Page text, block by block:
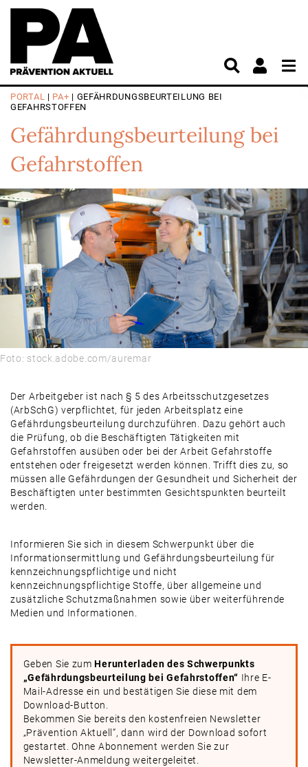
PORTAL | PA+ | GEFÄHRDUNGSBEURTEILUNG BEI
GEFAHRSTOFFEN
Gefährdungsbeurteilung bei
Gefahrstoffen
Foto: stock.adobe.com/auremar
Der Arbeitgeber ist nach § 5 des Arbeitsschutzgesetzes
(ArbSchG) verpflichtet, für jeden Arbeitsplatz eine
Gefährdungsbeurteilung durchzuführen. Dazu gehört auch
die Prüfung, ob die Beschäftigten Tätigkeiten mit
Gefahrstoffen ausüben oder bei der Arbeit Gefahrstoffe
entstehen oder freigesetzt werden können. Trifft dies zu, so
müssen alle Gefährdungen der Gesundheit und Sicherheit der
Beschäftigten unter bestimmten Gesichtspunkten beurteilt
werden.
Informieren Sie sich in diesem Schwerpunkt über die
Informationsermittlung und Gefährdungsbeurteilung für
kennzeichnungspflichtige und nicht
kennzeichnungspflichtige Stoffe, über allgemeine und
zusätzliche Schutzmaßnahmen sowie über weiterführende
Medien und Informationen.
Geben Sie zumHerunterladen des Schwerpunkts
„Gefährdungsbeurteilung bei Gefahrstoffen“ Ihre E-
Mail-Adresse ein und bestätigen Sie diese mit dem
Download-Button.
Bekommen Sie bereits den kostenfreien Newsletter
„Prävention Aktuell“, dann wird der Download sofort
gestartet. Ohne Abonnement werden Sie zur
Newsletter-Anmeldung weitergeleitet.